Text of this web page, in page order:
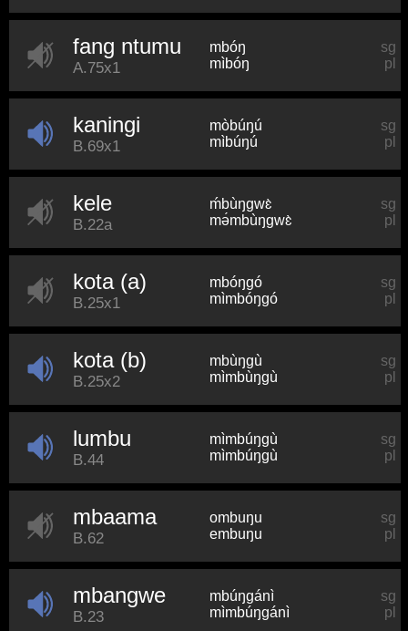
fang ntumu
A.75x1
mbóŋ
sg
mìbóŋ
pl
kaningi
B.69x1
mòbúŋú
sg
mìbúŋú
pl
kele
B.22a
ḿbùŋɡwɛ̀
sg
mə́mbùŋɡwɛ̀
pl
kota (a)
B.25x1
mbóŋɡó
sg
mìmbóŋɡó
pl
kota (b)
B.25x2
mbùŋɡù
sg
mìmbùŋɡù
pl
lumbu
B.44
mìmbúŋɡù
sg
mìmbúŋɡù
pl
mbaama
B.62
ombuŋu
sg
embuŋu
pl
mbangwe
B.23
mbúŋɡánì
sg
mìmbúŋɡánì
pl